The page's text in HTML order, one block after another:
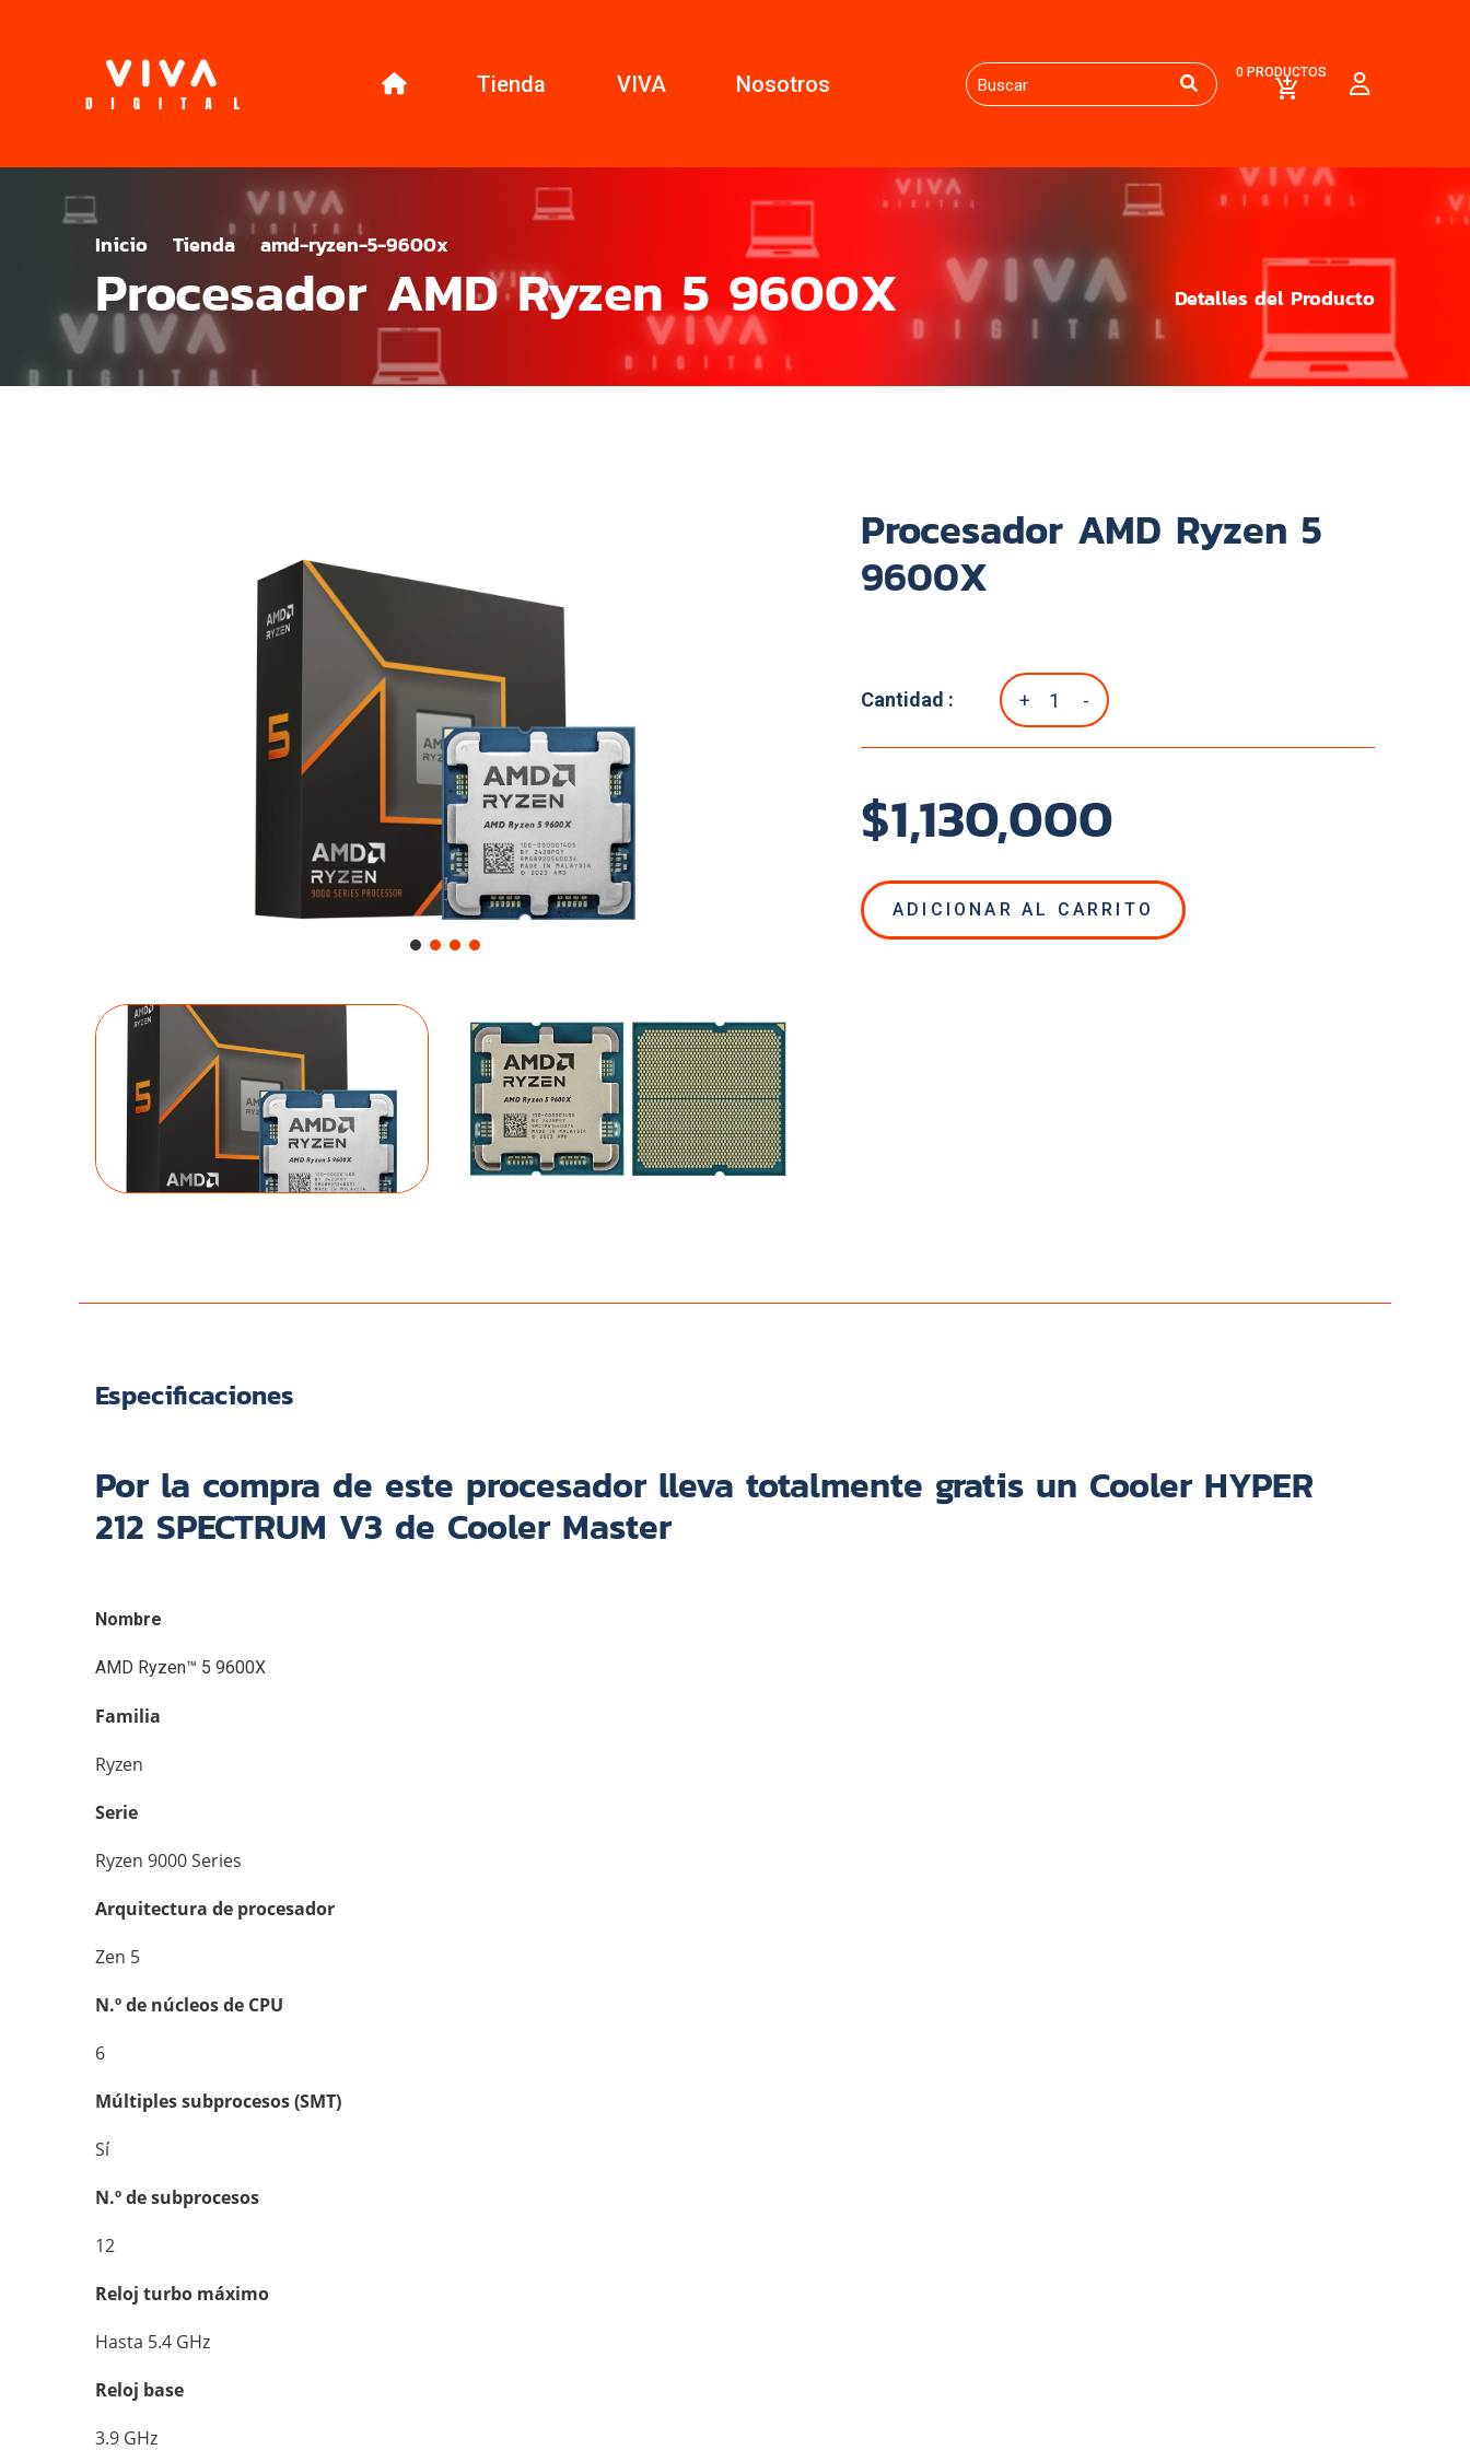
Tienda VIVA Nosotros 0 PRODUCTOS
Inicio Tienda amd-ryzen-5-9600x
Procesador AMD Ryzen 5 9600X Detalles del Producto
Procesador AMD Ryzen 5
9600X
Cantidad : -
+
$1,130,000
ADICIONAR AL CARRITO
Especificaciones
Por la compra de este procesador lleva totalmente gratis un Cooler HYPER
212 SPECTRUM V3 de Cooler Master
Nombre
AMD Ryzen™ 5 9600X
Familia
Ryzen
Serie
Ryzen 9000 Series
Arquitectura de procesador
Zen 5
N.º de núcleos de CPU
6
Múltiples subprocesos (SMT)
Sí
N.º de subprocesos
12
Reloj turbo máximo
Hasta 5.4 GHz
Reloj base
3.9 GHz